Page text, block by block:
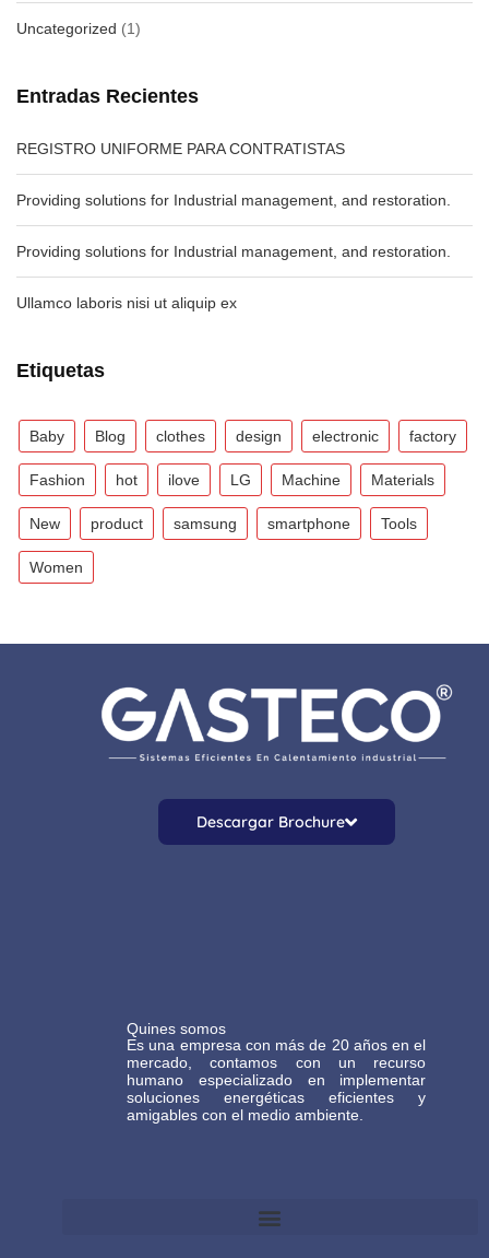
Uncategorized (1)
Entradas Recientes
REGISTRO UNIFORME PARA CONTRATISTAS
Providing solutions for Industrial management, and restoration.
Providing solutions for Industrial management, and restoration.
Ullamco laboris nisi ut aliquip ex
Etiquetas
Baby Blog clothes design electronic factory
Fashion hot ilove LG Machine Materials
New product samsung smartphone Tools
Women
Descargar Brochure
Quines somos
Es una empresa con más de 20 años en el
mercado, contamos con un recurso
humano especializado en implementar
soluciones energéticas eficientes y
amigables con el medio ambiente.